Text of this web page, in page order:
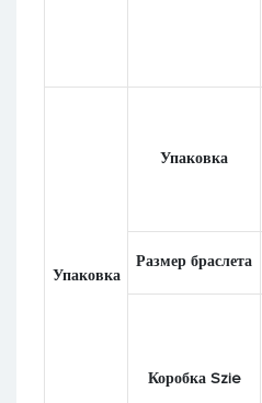
Упаковка
Упаковка
Размер браслета
Коробка Szie